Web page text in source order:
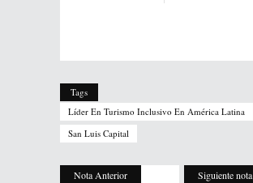
Tags
Líder En Turismo Inclusivo En América Latina
San Luis Capital
Nota Anterior Siguiente nota